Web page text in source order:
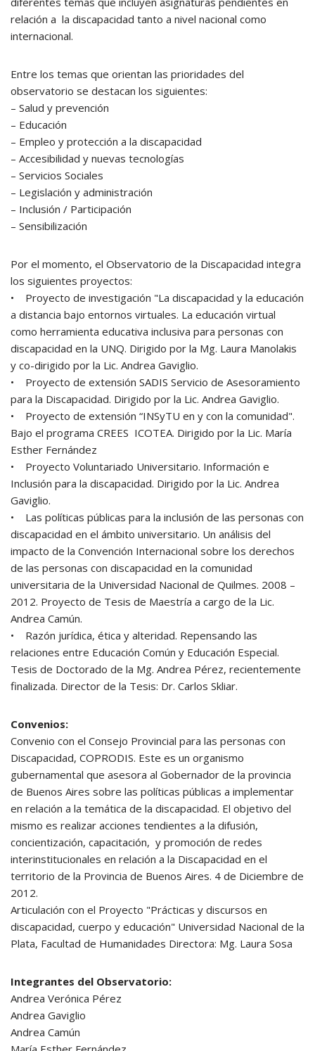
relación a la discapacidad tanto a nivel nacional como
internacional.
Entre los temas que orientan las prioridades del
observatorio se destacan los siguientes:
– Salud y prevención
– Educación
– Empleo y protección a la discapacidad
– Accesibilidad y nuevas tecnologías
– Servicios Sociales
– Legislación y administración
– Inclusión / Participación
– Sensibilización
Por el momento, el Observatorio de la Discapacidad integra
los siguientes proyectos:
• Proyecto de investigación "La discapacidad y la educación
a distancia bajo entornos virtuales. La educación virtual
como herramienta educativa inclusiva para personas con
discapacidad en la UNQ. Dirigido por la Mg. Laura Manolakis
y co-dirigido por la Lic. Andrea Gaviglio.
• Proyecto de extensión SADIS Servicio de Asesoramiento
para la Discapacidad. Dirigido por la Lic. Andrea Gaviglio.
• Proyecto de extensión “INSyTU en y con la comunidad".
Bajo el programa CREES ICOTEA. Dirigido por la Lic. María
Esther Fernández
• Proyecto Voluntariado Universitario. Información e
Inclusión para la discapacidad. Dirigido por la Lic. Andrea
Gaviglio.
• Las políticas públicas para la inclusión de las personas con
discapacidad en el ámbito universitario. Un análisis del
impacto de la Convención Internacional sobre los derechos
de las personas con discapacidad en la comunidad
universitaria de la Universidad Nacional de Quilmes. 2008 –
2012. Proyecto de Tesis de Maestría a cargo de la Lic.
Andrea Camún.
• Razón jurídica, ética y alteridad. Repensando las
relaciones entre Educación Común y Educación Especial.
Tesis de Doctorado de la Mg. Andrea Pérez, recientemente
finalizada. Director de la Tesis: Dr. Carlos Skliar.
Convenios:
Convenio con el Consejo Provincial para las personas con
Discapacidad, COPRODIS. Este es un organismo
gubernamental que asesora al Gobernador de la provincia
de Buenos Aires sobre las políticas públicas a implementar
en relación a la temática de la discapacidad. El objetivo del
mismo es realizar acciones tendientes a la difusión,
concientización, capacitación, y promoción de redes
interinstitucionales en relación a la Discapacidad en el
territorio de la Provincia de Buenos Aires. 4 de Diciembre de
2012.
Articulación con el Proyecto "Prácticas y discursos en
discapacidad, cuerpo y educación" Universidad Nacional de la
Plata, Facultad de Humanidades Directora: Mg. Laura Sosa
Integrantes del Observatorio:
Andrea Verónica Pérez
Andrea Gaviglio
Andrea Camún